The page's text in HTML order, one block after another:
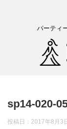
パーティ
sp14-020-
投稿日： 2017年8月3